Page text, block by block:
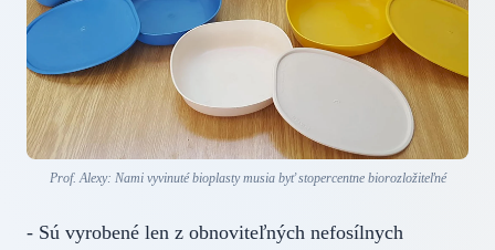
Prof. Alexy: Nami vyvinuté bioplasty musia byť stopercentne biorozložiteľné
- Sú vyrobené len z obnoviteľných nefosílnych